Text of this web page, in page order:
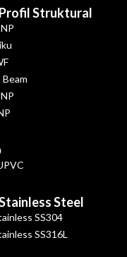
Struktural
Beam
Steel
SS304
SS316L